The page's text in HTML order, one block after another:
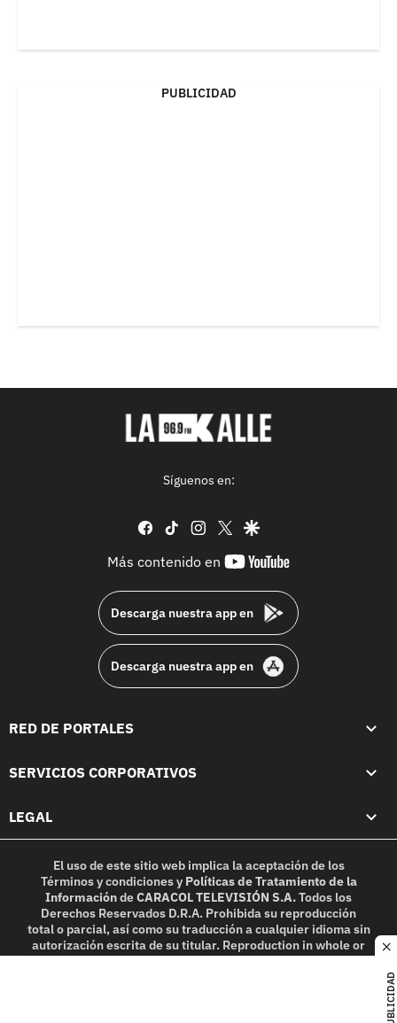
PUBLICIDAD
PUBLICIDAD
Síguenos en:
facebook
tiktok instagram
twittergoogle
Más contenido en
youtube-
Descarga nuestra app en
Descarga nuestra app en
RED DE PORTALES
SERVICIOS CORPORATIVOS
LEGAL
El uso de este sitio web implica la aceptación de los
Términos y condicionesy Políticas de Tratamiento de la
InformacióndeCARACOL TELEVISIÓN S.A.Todos los
Derechos Reservados D.R.A. Prohibida su reproducción
total o parcial, así como su traducción a cualquier idioma sin
autorización escrita de su titular. Reproduction in whole or
in part, or translation without written permission is